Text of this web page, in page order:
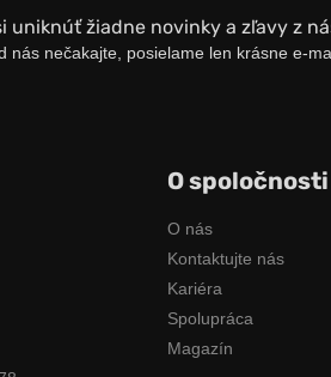
uniknúť žiadne novinky a zľavy z
nás nečakajte, posielame len krásne e-
O spoločnosti
O nás
Kontaktujte nás
Kariéra
Spolupráca
Magazín